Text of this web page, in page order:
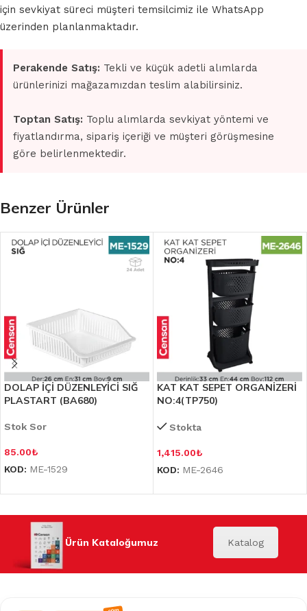
için sevkiyat süreci müşteri temsilcimiz ile WhatsApp
üzerinden planlanmaktadır.
Perakende Satış: Tekli ve küçük adetli alımlarda
ürünlerinizi mağazamızdan teslim alabilirsiniz.
Toptan Satış: Toplu alımlarda sevkiyat yöntemi ve
fiyatlandırma, sipariş içeriği ve müşteri görüşmesine
göre belirlenmektedir.
Benzer Ürünler
DOLAP İÇİ DÜZENLEYİCİ SIĞ
PLASTART (BA680)
Stok Sor
85.00₺
KOD: ME-1529
KAT KAT SEPET ORGANİZERİ
NO:4(TP750)
Stokta
1,415.00₺
KOD: ME-2646
Ürün Kataloğumuz Katalog